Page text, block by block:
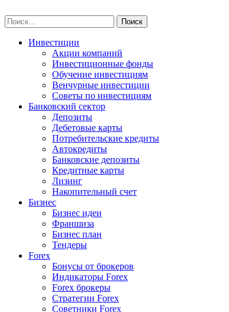
to
content
Найти:
Инвестиции
Акции компаний
Инвестиционные фонды
Обучение инвестициям
Венчурные инвестиции
Советы по инвестициям
Банковский сектор
Депозиты
Дебетовые карты
Потребительские кредиты
Автокредиты
Банковские депозиты
Кредитные карты
Лизинг
Накопительный счет
Бизнес
Бизнес идеи
Франшиза
Бизнес план
Тендеры
Forex
Бонусы от брокеров
Индикаторы Forex
Forex брокеры
Стратегии Forex
Советники Forex